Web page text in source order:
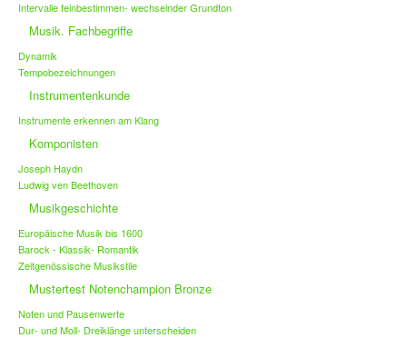
Intervalle feinbestimmen- wechselnder Grundton
Musik. Fachbegriffe
Dynamik
Tempobezeichnungen
Instrumentenkunde
Instrumente erkennen am Klang
Komponisten
Joseph Haydn
Ludwig ven Beethoven
Musikgeschichte
Europäische Musik bis 1600
Barock - Klassik- Romantik
Zeitgenössische Musikstile
Mustertest Notenchampion Bronze
Noten und Pausenwerte
Dur- und Moll- Dreiklänge unterscheiden